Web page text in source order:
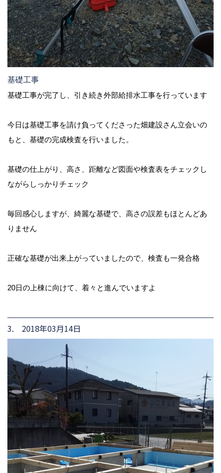
基礎工事
基礎工事が完了し、引き続き外部給排水工事を行っています
今日は基礎工事を請け負ってくださった畑建設さん立会いの
もと、基礎の完成検査を行いました。
基礎の仕上がり、高さ、距離など図面や検査表をチェックし
ながらしっかりチェック
毎回感心しますが、綺麗な基礎で、高さの誤差もほとんどあ
りません
正確な基礎が出来上がっていましたので、検査も一発合格
20日の上棟に向けて、着々と進んでいますよ
3. 2018年03月14日